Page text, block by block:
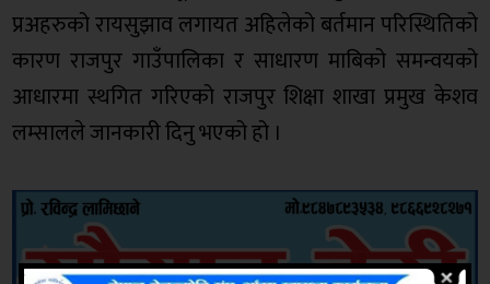
प्रअहरुको रायसुझाव लगायत अहिलेको बर्तमान परिस्थितिको
कारण राजपुर गाउँपालिका र साधारण माबिको समन्वयको
आधारमा स्थगित गरिएको राजपुर शिक्षा शाखा प्रमुख केशव
लम्सालले जानकारी दिनु भएको हो ।